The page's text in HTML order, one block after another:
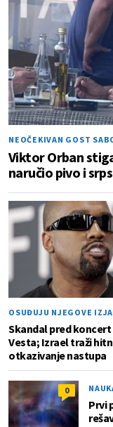
NEOČEKIVAN GOST
Viktor Orban
naručio pivo i
OSUĐUJU NJEGOVE
Skandal pred koncert
Vesta; Izrael traži
otkazivanje nastupa
0
Prvi